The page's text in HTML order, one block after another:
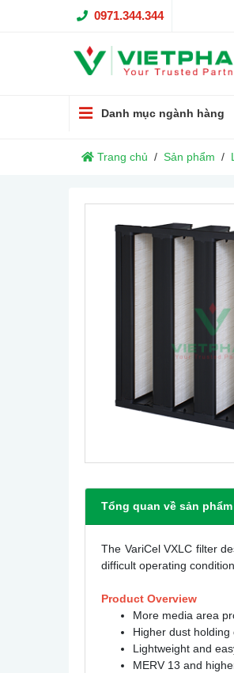
0971.344.344
Danh mục ngành hàng
Trang chủ Sản phẩm
Tổng quan về sản phẩm
The VariCel VXLC filter
difficult operating
Product Overview
More media area
Higher dust
Lightweight and
MERV 13 and